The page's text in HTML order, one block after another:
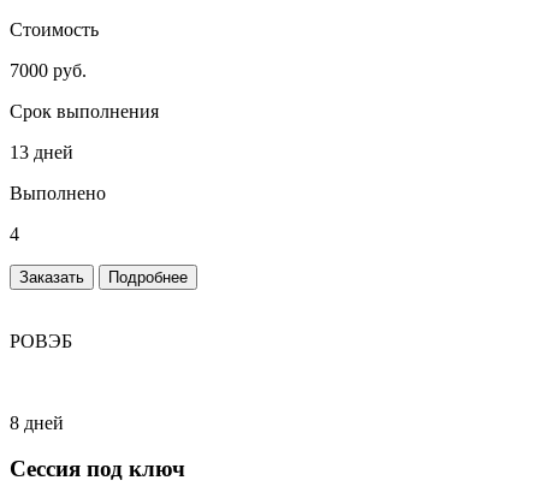
Стоимость
7000 руб.
Срок выполнения
13 дней
Выполнено
4
Заказать Подробнее
РОВЭБ
8 дней
Сессия под ключ